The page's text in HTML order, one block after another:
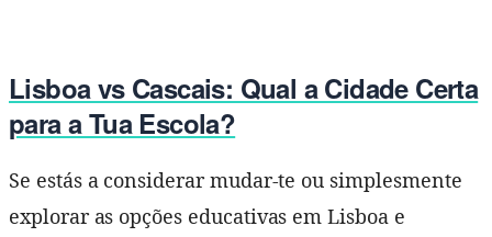
Lisboa vs Cascais: Qual a Cidade Certa
para a Tua Escola?
Se estás a considerar mudar-te ou simplesmente
explorar as opções educativas em Lisboa e